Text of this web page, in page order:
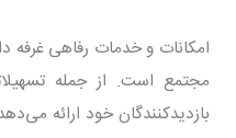
امکانات و خدمات رفاهی غرفه‌
مجتمع است. از جمله
بازدیدکنندگان خود ارائه